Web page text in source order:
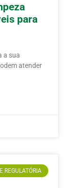
para
a sua
atender
REGULATÓRIA